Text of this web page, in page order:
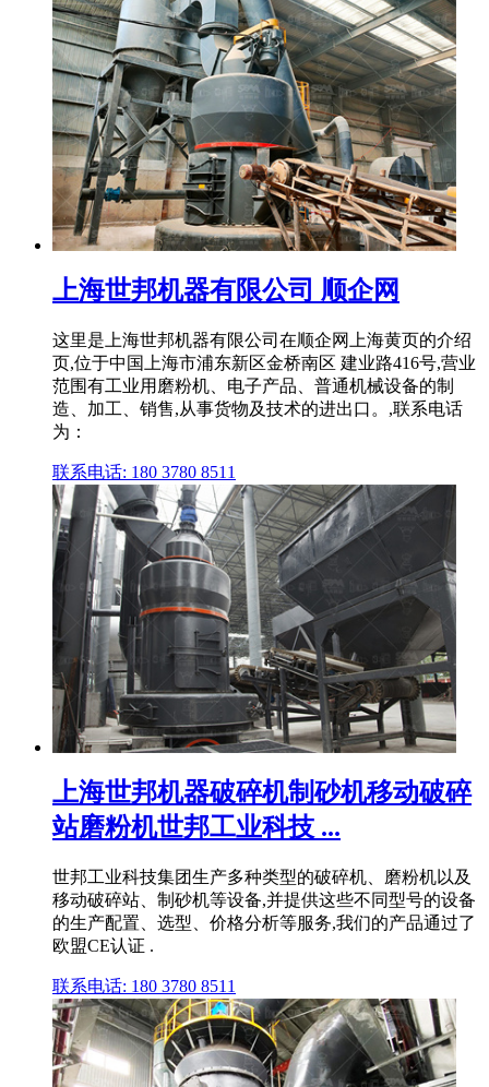
上海世邦机器有限公司 顺企网
这里是上海世邦机器有限公司在顺企网上海黄页的介绍
页,位于中国上海市浦东新区金桥南区 建业路416号,营业
范围有工业用磨粉机、电子产品、普通机械设备的制
造、加工、销售,从事货物及技术的进出口。,联系电话
为：
联系电话: 180 3780 8511
上海世邦机器破碎机制砂机移动破碎
站磨粉机世邦工业科技 ...
世邦工业科技集团生产多种类型的破碎机、磨粉机以及
移动破碎站、制砂机等设备,并提供这些不同型号的设备
的生产配置、选型、价格分析等服务,我们的产品通过了
欧盟CE认证 .
联系电话: 180 3780 8511